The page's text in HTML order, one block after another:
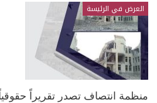
العرض في الرئيسة
منظمة انتصاف تصدر تقريراً